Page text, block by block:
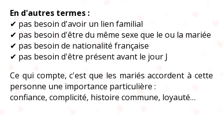
En d'autres termes :
✔ pas besoin d'avoir un lien familial
✔ pas besoin d'être du même sexe que le ou la mariée
✔ pas besoin de nationalité française
✔ pas besoin d'être présent avant le jour J
Ce qui compte, c'est que les mariés accordent à cette
personne une importance particulière :
confiance, complicité, histoire commune, loyauté…